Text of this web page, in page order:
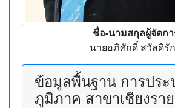
ชื่อ-นามสกุลผู้จัดก
นายอภิศักดิ์ สวัสดิรั
ข้อมูลพื้นฐาน การประ
ภูมิภาค สาขาเชียงราย